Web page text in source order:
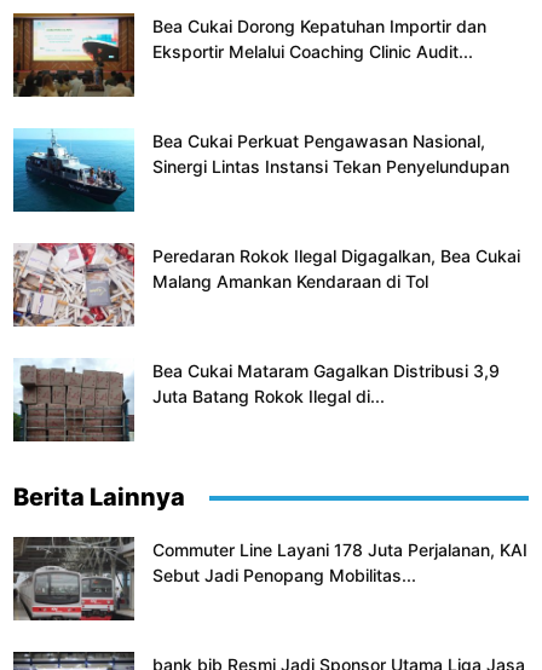
Bea Cukai Dorong Kepatuhan Importir dan
Eksportir Melalui Coaching Clinic Audit...
Bea Cukai Perkuat Pengawasan Nasional,
Sinergi Lintas Instansi Tekan Penyelundupan
Peredaran Rokok Ilegal Digagalkan, Bea Cukai
Malang Amankan Kendaraan di Tol
Bea Cukai Mataram Gagalkan Distribusi 3,9
Juta Batang Rokok Ilegal di...
Berita Lainnya
Commuter Line Layani 178 Juta Perjalanan, KAI
Sebut Jadi Penopang Mobilitas...
bank bjb Resmi Jadi Sponsor Utama Liga Jasa